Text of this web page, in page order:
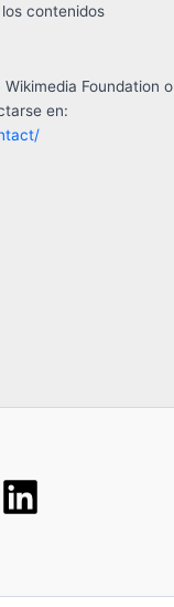
contenidos
Foundation o
en: